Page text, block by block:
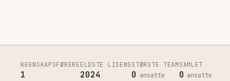
REGNSKAPSFØRERE
1
ELDSTE LISENS
2024
STØRSTE TEAM
0 ansatte
SAMLET
0 ansatte